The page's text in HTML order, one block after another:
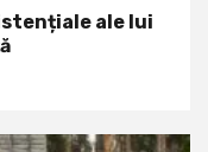
ale lui